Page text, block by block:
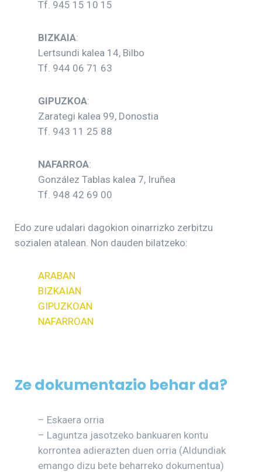
Tf. 945 15 10 15
BIZKAIA:
Lertsundi kalea 14, Bilbo
Tf. 944 06 71 63
GIPUZKOA:
Zarategi kalea 99, Donostia
Tf. 943 11 25 88
NAFARROA:
González Tablas kalea 7, Iruñea
Tf. 948 42 69 00
Edo zure udalari dagokion oinarrizko zerbitzu
sozialen atalean. Non dauden bilatzeko:
ARABAN
BIZKAIAN
GIPUZKOAN
NAFARROAN
Ze dokumentazio behar da?
– Eskaera orria
– Laguntza jasotzeko bankuaren kontu
korrontea adierazten duen orria (Aldundiak
emango dizu bete beharreko dokumentua)